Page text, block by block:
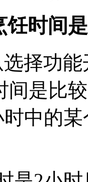
饪时间
择功
间是比
中的